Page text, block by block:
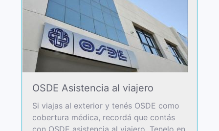
OSDE Asistencia al viajero
Si viajas al exterior y tenés OSDE como
cobertura médica, recordá que contás
con OSDE asistencia al viajero. Tenelo en